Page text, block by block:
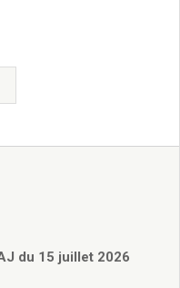
électorales
du 15 juillet 2026